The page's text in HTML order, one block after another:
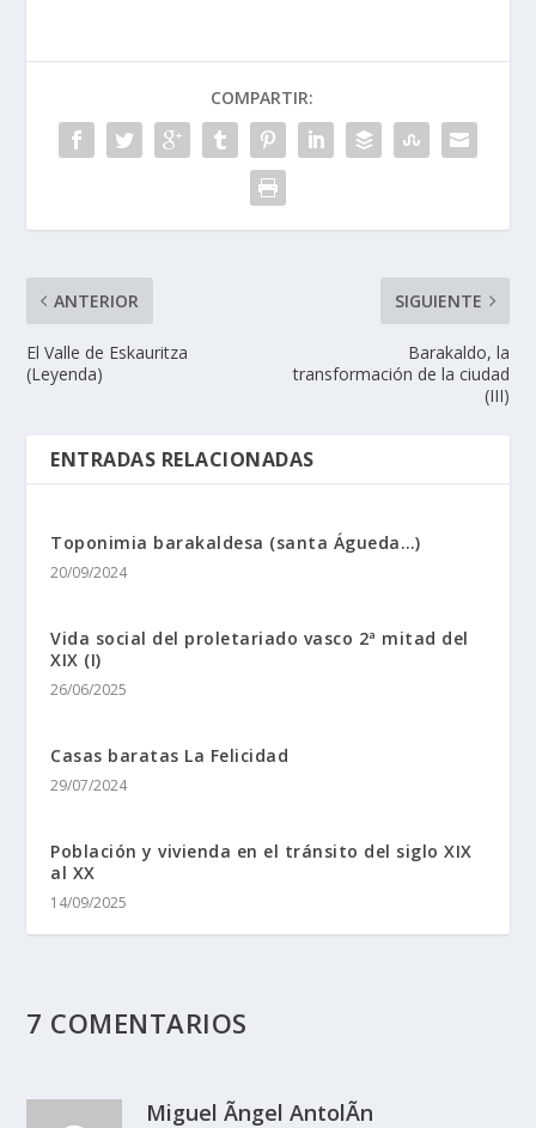
COMPARTIR:
ANTERIOR
El Valle de Eskauritza
(Leyenda)
SIGUIENTE
Barakaldo, la
transformación de la ciudad
(III)
ENTRADAS RELACIONADAS
Toponimia barakaldesa (santa Águeda…)
20/09/2024
Vida social del proletariado vasco 2ª mitad del
XIX (I)
26/06/2025
Casas baratas La Felicidad
29/07/2024
Población y vivienda en el tránsito del siglo XIX
al XX
14/09/2025
7 COMENTARIOS
Miguel Ãngel AntolÃ­n